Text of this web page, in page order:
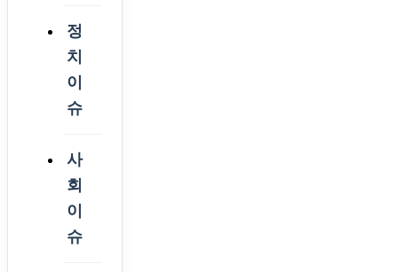
정
치
이
슈
사
회
이
슈